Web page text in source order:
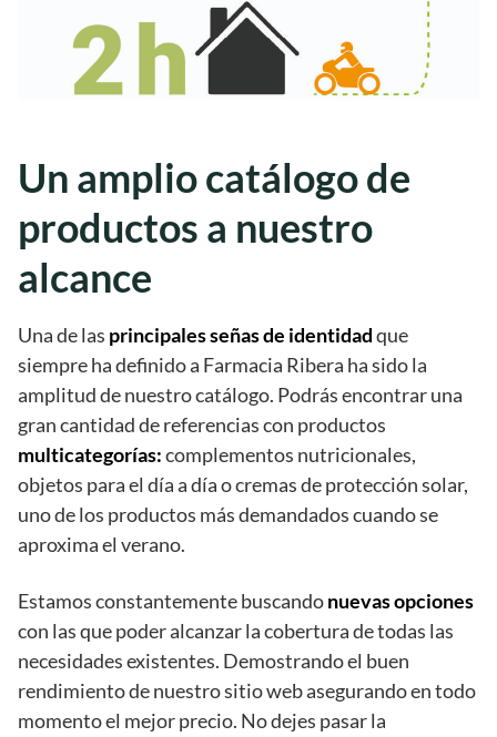
Un amplio catálogo de
productos a nuestro
alcance
Una de las principales señas de identidadque
siempre ha definido a Farmacia Ribera ha sido la
amplitud de nuestro catálogo. Podrás encontrar una
gran cantidad de referencias con productos
multicategorías:complementos nutricionales,
objetos para el día a día o cremas de protección solar,
uno de los productos más demandados cuando se
aproxima el verano.
Estamos constantemente buscandonuevas opciones
con las que poder alcanzar la cobertura de todas las
necesidades existentes. Demostrando el buen
rendimiento de nuestro sitio web asegurando en todo
momento el mejor precio. No dejes pasar la